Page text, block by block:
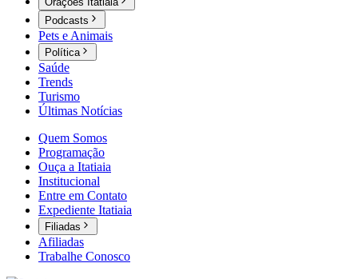
Podcasts
Pets e Animais
Política
Saúde
Trends
Turismo
Últimas Notícias
Quem Somos
Programação
Ouça a Itatiaia
Institucional
Entre em Contato
Expediente Itatiaia
Filiadas
Afiliadas
Trabalhe Conosco